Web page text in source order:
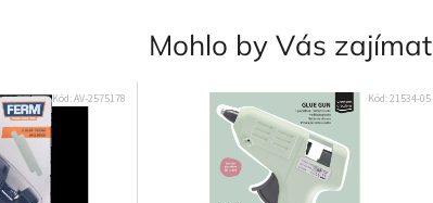
Mohlo by Vás zajímat
Kód:AV-2575178 Kód:21534-05